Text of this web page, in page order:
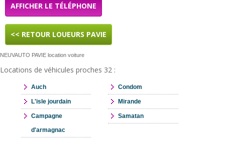
AFFICHER LE TÉLÉPHONE
<< RETOUR LOUEURS PAVIE
NEUVAUTO PAVIE location voiture
Locations de véhicules proches 32 :
Auch Condom
L'isle jourdain Mirande
Campagne
d'armagnac
Samatan